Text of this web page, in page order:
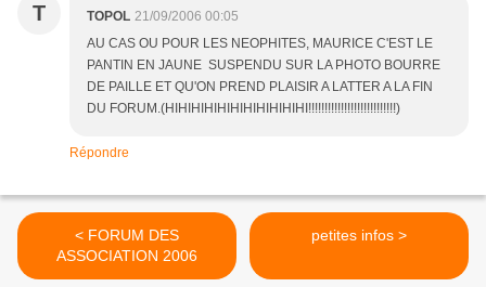
T TOPOL 21/09/2006 00:05
AU CAS OU POUR LES NEOPHITES, MAURICE C'EST LE
PANTIN EN JAUNE SUSPENDU SUR LA PHOTO BOURRE
DE PAILLE ET QU'ON PREND PLAISIR A LATTER A LA FIN
DU FORUM.(HIHIHIHIHIHIHIHIHIHIHI!!!!!!!!!!!!!!!!!!!!!!!!!!!)
Répondre
< FORUM DES
ASSOCIATION 2006
petites infos >